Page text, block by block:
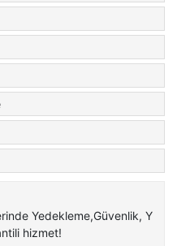
Yedekleme,Güvenlik, Y
hizmet!